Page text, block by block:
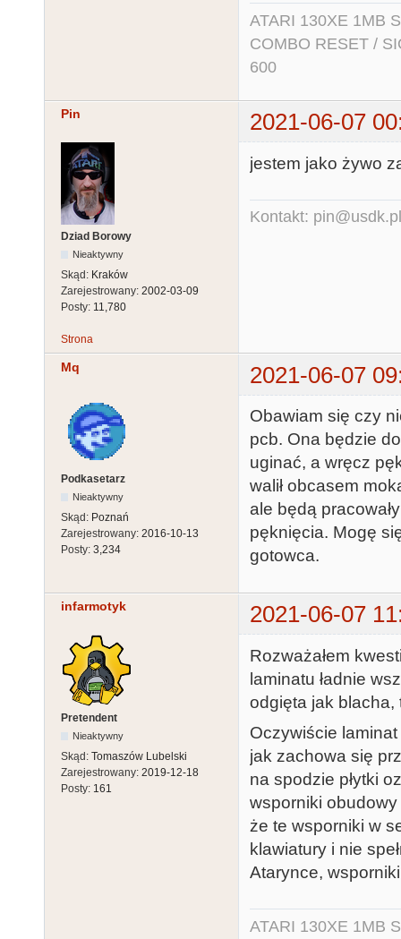
ATARI 130XE 1MB
COMBO RESET /
600
Pin 2021-06-07
Dziad Borowy
Nieaktywny
Skąd: Kraków
Zarejestrowany: 2002-03-09
Posty: 11,780
jestem jako żywo
Kontakt: pin@usdk.pl
Strona
Mq 2021-06-07
Podkasetarz
Nieaktywny
Skąd: Poznań
Zarejestrowany: 2016-10-13
Posty: 3,234
Obawiam się czy
pcb. Ona będzie
uginać, a wręcz
walił obcasem
ale będą
pęknięcia. Mogę
gotowca.
infarmotyk 2021-06-07
Pretendent
Nieaktywny
Skąd: Tomaszów Lubelski
Zarejestrowany: 2019-12-18
Posty: 161
Rozważałem
laminatu ładnie
odgięta jak blacha,
Oczywiście
jak zachowa się
na spodzie płytki
wsporniki
że te wsporniki w
klawiatury i nie
Atarynce,
ATARI 130XE 1MB